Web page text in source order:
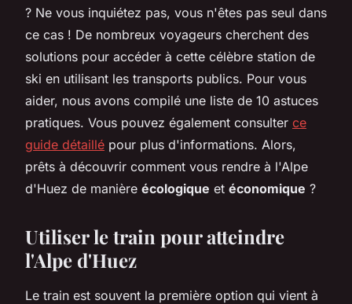
? Ne vous inquiétez pas, vous n'êtes pas seul dans
ce cas ! De nombreux voyageurs cherchent des
solutions pour accéder à cette célèbre station de
ski en utilisant les transports publics. Pour vous
aider, nous avons compilé une liste de 10 astuces
pratiques. Vous pouvez également consulter ce
guide détaillé pour plus d'informations. Alors,
prêts à découvrir comment vous rendre à l'Alpe
d'Huez de manière écologique et économique ?
Utiliser le train pour atteindre
l'Alpe d'Huez
Le train est souvent la première option qui vient à